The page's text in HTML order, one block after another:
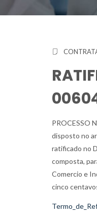
PROCESSO
disposto no
ratificado no
composta,
Comercio e
cinco